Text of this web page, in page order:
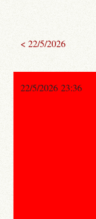
< 22/5/2026
22/5/2026 23:36